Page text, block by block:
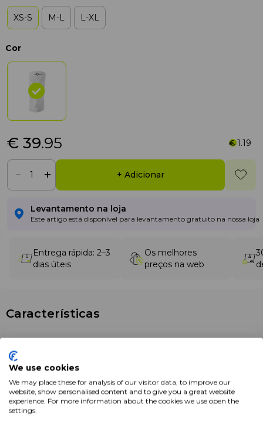
XS-S M-L L-XL
Cor
€ 39.95 1.19
+ Adicionar
Levantamento na loja
Este artigo está disponível para levantamento gratuito na nossa loja
Entrega rápida: 2–3
dias úteis
Os melhores
preços na web
Características
Tamanho
Cor
Branco
Embalagem
We use cookies
We may place these for analysis of our visitor data, to improve our
website, show personalised content and to give you a great website
experience. For more information about the cookies we use open the
settings.